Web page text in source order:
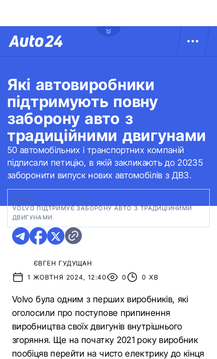
Які автовиробники
підтримують повну
заборону авто з
традиційними двигунами
50 автомобільних і транспортних компаній
підписали петицію, в якій закликають до 20235
заборонити випуск нових автомобілів з ДВЗ.
ФОТО:
VOLVO ПІДТРИМУЄ ЗАБОРОНУ АВТО З ТРАДИЦІЙНИМИ
ДВИГУНАМИ
ЄВГЕН ГУДУЩАН
1 ЖОВТНЯ 2024, 12:40
0 0 ХВ
Volvo була одним з перших виробників, які
оголосили про поступове припинення
виробництва своїх двигунів внутрішнього
згоряння. Ще на початку 2021 року виробник
пообіцяв перейти на чисто електрику до кінця